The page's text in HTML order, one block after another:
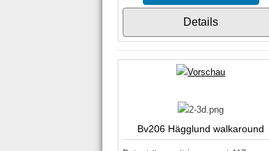
Details
Bv206 Hägglund walkaround